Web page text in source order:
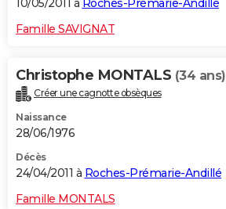
10/05/2011 à Roches-Prémarie-Andillé
Famille SAVIGNAT
Christophe MONTALS (34 ans)
Créer une cagnotte obsèques
Naissance
28/06/1976
Décès
24/04/2011 à Roches-Prémarie-Andillé
Famille MONTALS